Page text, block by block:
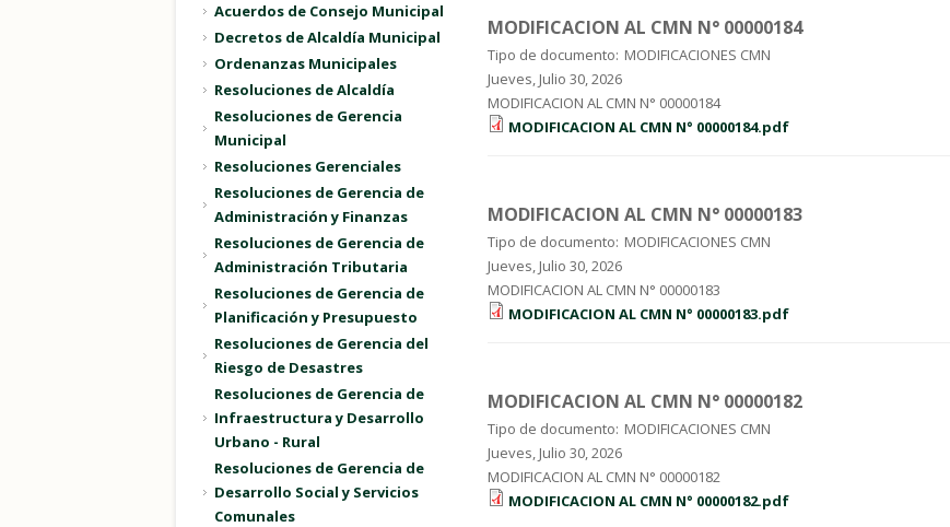
MODIFICACION AL CMN N° 00000184
Tipo de documento: MODIFICACIONES CMN
Jueves, Julio 30, 2026
MODIFICACION AL CMN N° 00000184
MODIFICACION AL CMN N° 00000184.pdf
MODIFICACION AL CMN N° 00000183
Tipo de documento: MODIFICACIONES CMN
Jueves, Julio 30, 2026
MODIFICACION AL CMN N° 00000183
MODIFICACION AL CMN N° 00000183.pdf
MODIFICACION AL CMN N° 00000182
Tipo de documento: MODIFICACIONES CMN
Jueves, Julio 30, 2026
MODIFICACION AL CMN N° 00000182
MODIFICACION AL CMN N° 00000182.pdf
Acuerdos de Consejo Municipal
Decretos de Alcaldía Municipal
Ordenanzas Municipales
Resoluciones de Alcaldía
Resoluciones de Gerencia
Municipal
Resoluciones Gerenciales
Resoluciones de Gerencia de
Administración y Finanzas
Resoluciones de Gerencia de
Administración Tributaria
Resoluciones de Gerencia de
Planificación y Presupuesto
Resoluciones de Gerencia del
Riesgo de Desastres
Resoluciones de Gerencia de
Infraestructura y Desarrollo
Urbano - Rural
Resoluciones de Gerencia de
Desarrollo Social y Servicios
Comunales